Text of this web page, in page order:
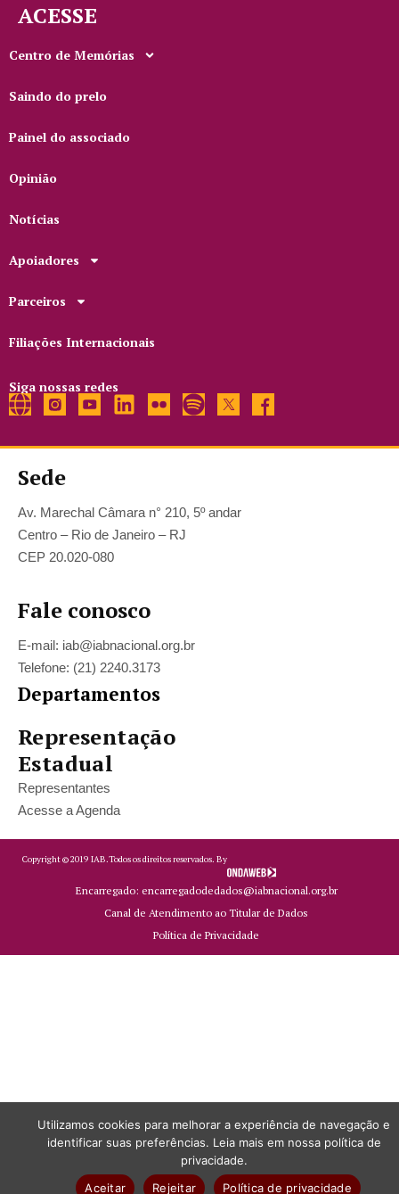
ACESSE
Centro de Memórias
Saindo do prelo
Painel do associado
Opinião
Notícias
Apoiadores
Parceiros
Filiações Internacionais
Siga nossas redes
Sede
Av. Marechal Câmara n° 210, 5º andar
Centro – Rio de Janeiro – RJ
CEP 20.020-080
Fale conosco
E-mail: iab@iabnacional.org.br
Telefone: (21) 2240.3173
Departamentos
Representação
Estadual
Representantes
Acesse a Agenda
Copyright ©2019 IAB.Todos os direitos reservados. By
Encarregado: encarregadodedados@iabnacional.org.br
Canal de Atendimento ao Titular de Dados
Política de Privacidade
Utilizamos cookies para melhorar a experiência de navegação e
identificar suas preferências. Leia mais em nossa política de
privacidade.
Aceitar
Rejeitar Política de privacidade